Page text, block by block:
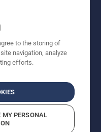
vorbehalten. Die
Preisempfehlungen
den teilnehmenden
8,1% MWST und
(inkl. MwSt), es sei
Kauf verfügbar.
Datenschutzerklärung
melden
to the storing of
navigation, analyze
efforts.
MY PERSONAL